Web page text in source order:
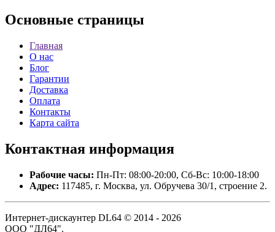
Основные страницы
Главная
О нас
Блог
Гарантии
Доставка
Оплата
Контакты
Карта сайта
Контактная информация
Рабочие часы: Пн-Пт: 08:00-20:00, Сб-Вс: 10:00-18:00
Адрес: 117485, г. Москва, ул. Обручева 30/1, строение 2.
Интернет-дискаунтер DL64 © 2014 - 2026
ООО "ДЛ64".